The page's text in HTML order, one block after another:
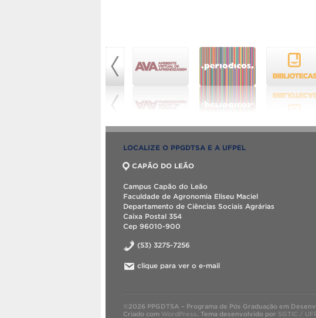
LOCALIZE O PPGDTSA E A UFPEL
CAPÃO DO LEÃO
Campus Capão do Leão
Faculdade de Agronomia Eliseu Maciel
Departamento de Ciências Sociais Agrárias
Caixa Postal 354
Cep 96010-900
(53) 3275-7256
clique para ver o e-mail
©2026 PPGDTSA – Programa de Pós Graduação em
Criado com WordPress. Tema desenvolvido por SGTIC /